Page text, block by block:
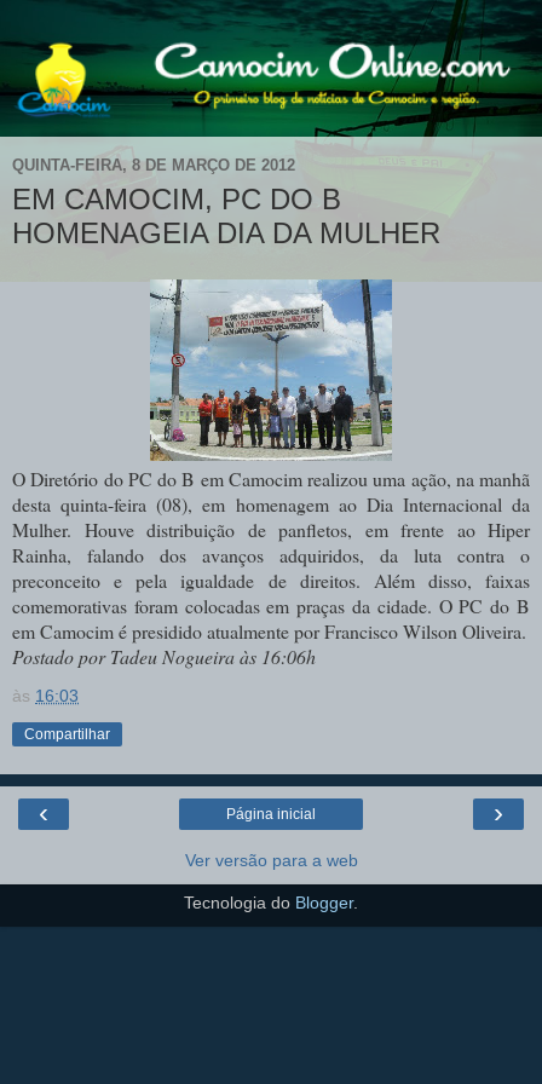
QUINTA-FEIRA, 8 DE MARÇO DE 2012
EM CAMOCIM, PC DO B
HOMENAGEIA DIA DA MULHER
O Diretório do PC do B em Camocim realizou uma ação, na manhã
desta quinta-feira (08), em homenagem ao Dia Internacional da
Mulher. Houve distribuição de panfletos, em frente ao Hiper
Rainha, falando dos avanços adquiridos, da luta contra o
preconceito e pela igualdade de direitos. Além disso, faixas
comemorativas foram colocadas em praças da cidade. O PC do B
em Camocim é presidido atualmente por Francisco Wilson Oliveira.
Postado por Tadeu Nogueira às 16:06h
às 16:03
Compartilhar
‹ ›
Página inicial
Ver versão para a web
Tecnologia do Blogger.